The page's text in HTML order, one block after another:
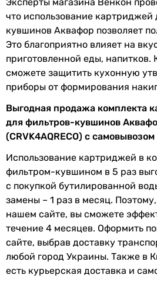
что использование картриджей
кувшинов Аквафор позволяет
Это благоприятно влияет на
приготовленной еды, напитков.
сможете защитить кухонную
приборы от формирования
Выгодная продажа комплекта
для фильтров-кувшинов
(CRVK4AQRECO) с
Использование картриджей в
фильтром-кувшином в 5 раз
с покупкой бутилированной
замены – 1 раз в месяц.
нашем сайте, вы сможете
течение 4 месяцев. Оформить
сайте, выбрав доставку
любой город Украины. Также в
есть курьерская доставка и